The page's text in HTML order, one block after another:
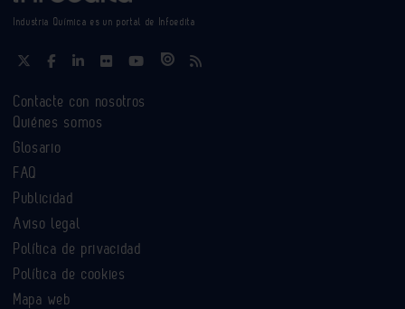
Industria Química es un portal de Infoedita
Contacte con nosotros
Quiénes somos
Glosario
FAQ
Publicidad
Aviso legal
Política de privacidad
Política de cookies
Mapa web